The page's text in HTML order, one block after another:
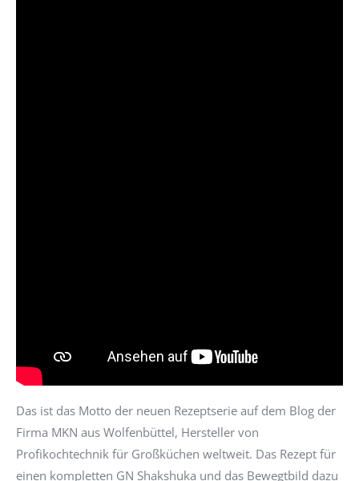
Das ist das Motto der neuen Rezeptserie auf dem Blog der
Firma MKN aus Wolfenbüttel, Hersteller von
Profikochtechnik für Großküchen weltweit. Das Rezept für
einen kompletten GN Shakshuka und das Bewegtbild dazu